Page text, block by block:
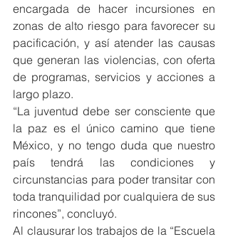
encargada de hacer incursiones en
zonas de alto riesgo para favorecer su
pacificación, y así atender las causas
que generan las violencias, con oferta
de programas, servicios y acciones a
largo plazo.
“La juventud debe ser consciente que
la paz es el único camino que tiene
México, y no tengo duda que nuestro
país tendrá las condiciones y
circunstancias para poder transitar con
toda tranquilidad por cualquiera de sus
rincones”, concluyó.
Al clausurar los trabajos de la “Escuela